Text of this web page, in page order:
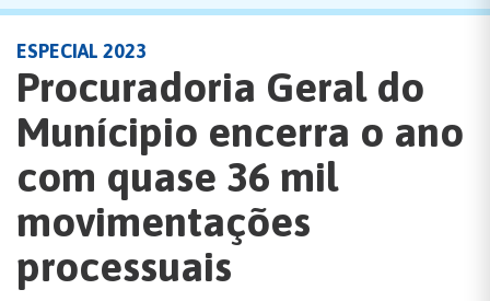
ESPECIAL 2023
Procuradoria Geral do
Munícipio encerra o ano
com quase 36 mil
movimentações
processuais